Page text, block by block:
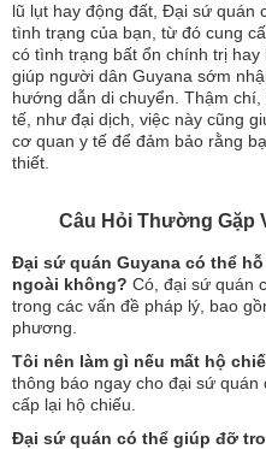
lũ lụt hay động đất, Đại sứ quán
tình trạng của bạn, từ đó cung
có tình trạng bất ổn chính trị
giúp người dân Guyana sớm
hướng dẫn di chuyển. Thậm
tế, như đại dịch, việc này cũng
cơ quan y tế để đảm bảo rằng
thiết.
Câu Hỏi Thường Gặp
Đại sứ quán Guyana có thể
ngoài không? Có, đại sứ quán
trong các vấn đề pháp lý, bao
phương.
Tôi nên làm gì nếu mất hộ
thông báo ngay cho đại sứ
cấp lại hộ chiếu.
Đại sứ quán có thể giúp đỡ